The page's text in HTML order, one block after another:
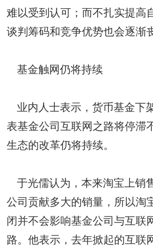
难以受到认可；而不扎实提高
谈判筹码和竞争优势也会逐渐
基金触网仍将持续
业内人士表示，货币基金下
表基金公司互联网之路将停滞
生态的改革仍将持续。
于光儒认为，本来淘宝上销
公司贡献多大的销量，所以淘
闭并不会影响基金公司与互联
路。他表示，去年掀起的互联